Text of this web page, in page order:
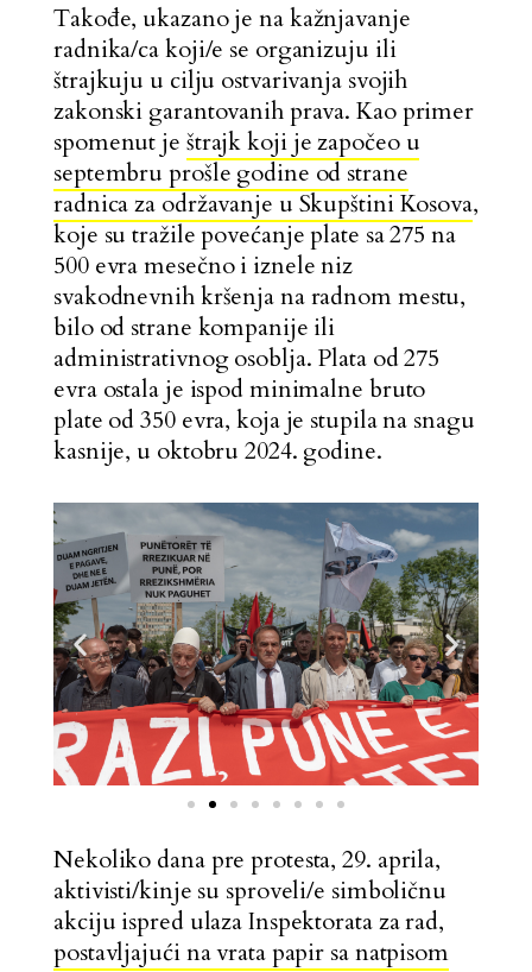
Takođe, ukazano je na kažnjavanje
radnika/ca koji/e se organizuju ili
štrajkuju u cilju ostvarivanja svojih
zakonski garantovanih prava. Kao primer
spomenut je štrajk koji je započeo u
septembru prošle godine od strane
radnica za održavanje u Skupštini Kosova,
koje su tražile povećanje plate sa 275 na
500 evra mesečno i iznele niz
svakodnevnih kršenja na radnom mestu,
bilo od strane kompanije ili
administrativnog osoblja. Plata od 275
evra ostala je ispod minimalne bruto
plate od 350 evra, koja je stupila na snagu
kasnije, u oktobru 2024. godine.
Nekoliko dana pre protesta, 29. aprila,
aktivisti/kinje su sproveli/e simboličnu
akciju ispred ulaza Inspektorata za rad,
postavljajući na vrata papir sa natpisom